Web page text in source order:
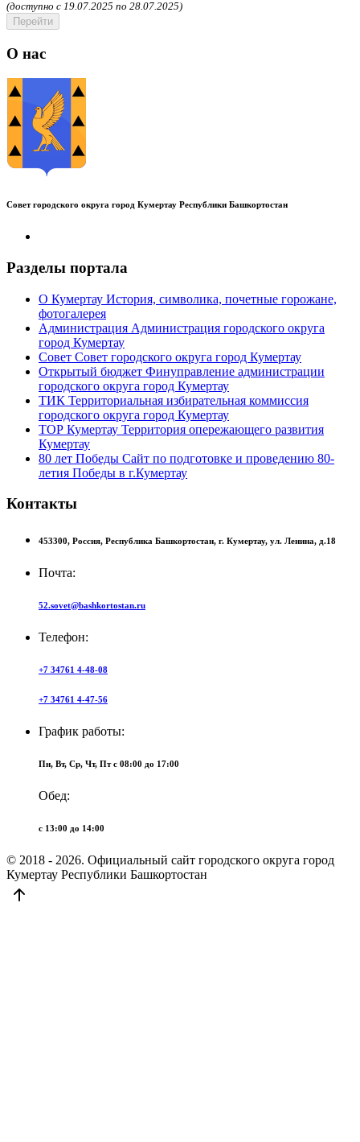
(доступно c 19.07.2025 по 28.07.2025)
Перейти
О нас
Совет городского округа город Кумертау Республики Башкортостан
Разделы портала
О Кумертау История, символика, почетные горожане,
фотогалерея
Администрация Администрация городского округа
город Кумертау
Совет Совет городского округа город Кумертау
Открытый бюджет Финуправление администрации
городского округа город Кумертау
ТИК Территориальная избирательная коммиссия
городского округа город Кумертау
ТОР Кумертау Территория опережающего развития
Кумертау
80 лет Победы Сайт по подготовке и проведению 80-
летия Победы в г.Кумертау
Контакты
453300, Россия, Республика Башкортостан, г. Кумертау, ул. Ленина, д.18
Почта:
52.sovet@bashkortostan.ru
Телефон:
+7 34761 4-48-08
+7 34761 4-47-56
График работы:
Пн, Вт, Ср, Чт, Пт c 08:00 до 17:00
Обед:
c 13:00 до 14:00
© 2018 - 2026. Официальный сайт городского округа город
Кумертау Республики Башкортостан